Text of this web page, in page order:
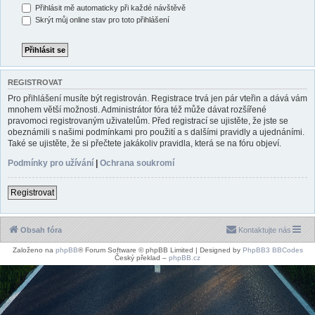
Přihlásit mě automaticky při každé návštěvě
Skrýt můj online stav pro toto přihlášení
REGISTROVAT
Pro přihlášení musíte být registrován. Registrace trvá jen pár vteřin a dává vám
mnohem větší možnosti. Administrátor fóra též může dávat rozšířené
pravomoci registrovaným uživatelům. Před registrací se ujistěte, že jste se
obeznámili s našimi podmínkami pro použití a s dalšími pravidly a ujednáními.
Také se ujistěte, že si přečtete jakákoliv pravidla, která se na fóru objeví.
Podmínky pro užívání
Ochrana soukromí
Registrovat
Obsah fóra Kontaktujte nás
Založeno na phpBB® Forum Software © phpBB Limited | Designed by PhpBB3 BBCodes
Český překlad – phpBB.cz